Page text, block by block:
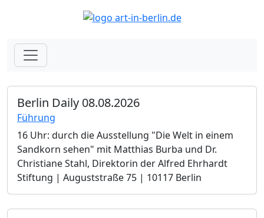
Berlin Daily 08.08.2026
Führung
16 Uhr: durch die Ausstellung "Die Welt in einem
Sandkorn sehen" mit Matthias Burba und Dr.
Christiane Stahl, Direktorin der Alfred Ehrhardt
Stiftung | Auguststraße 75 | 10117 Berlin